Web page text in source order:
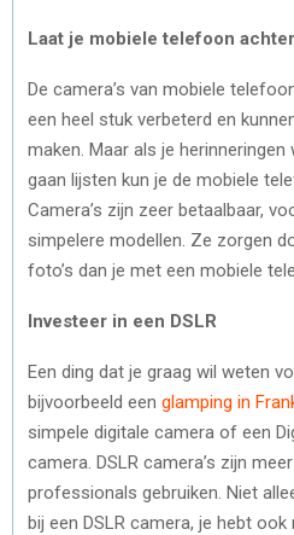
Laat je mobiele telefoon achter
De camera’s van mobiele
een heel stuk verbeterd en
maken. Maar als je
gaan lijsten kun je de mobiele
Camera’s zijn zeer betaalbaar,
simpelere modellen. Ze zorgen
foto’s dan je met een mobiele
Investeer in een DSLR
Een ding dat je graag wil weten
bijvoorbeeld een glamping in
simpele digitale camera of een
camera. DSLR camera’s zijn
professionals gebruiken. Niet
bij een DSLR camera, je hebt